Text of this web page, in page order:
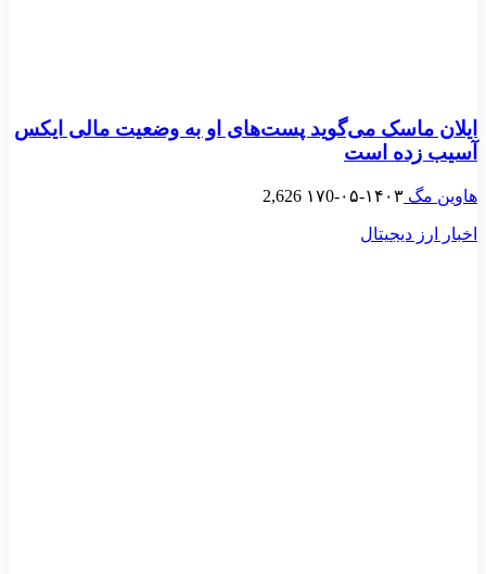
ایلان ماسک می‌گوید پست‌های او به وضعیت مالی ایکس
آسیب زده است
هاوین مگ ۱۴۰۳-۰۵-۱۷ 0
2,626
اخبار ارز دیجیتال